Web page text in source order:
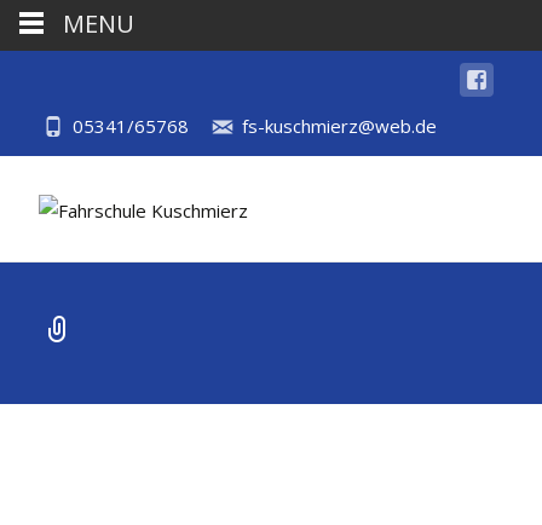
05341/65768 fs-kuschmierz@web.de
MENU